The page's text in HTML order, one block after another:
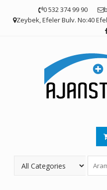
0 532 374 99 90
Zeybek, Efeler Bulv. No:40